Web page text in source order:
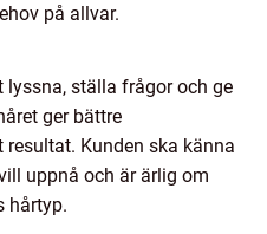
på allvar.
ställa frågor och ge
ger bättre
Kunden ska känna
uppnå och är ärlig om
hårtyp.